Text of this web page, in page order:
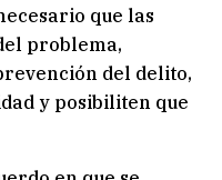
que las
problema,
del delito,
y posibiliten que